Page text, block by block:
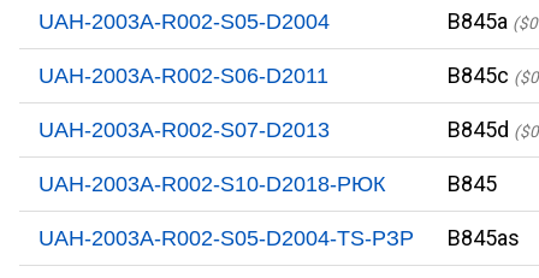
UAH-2003A-R002-S05-D2004 B845a
UAH-2003A-R002-S06-D2011 B845c
UAH-2003A-R002-S07-D2013 B845d
UAH-2003A-R002-S10-D2018-PЮК B845
UAH-2003A-R002-S05-D2004-TS-PЗР B845as